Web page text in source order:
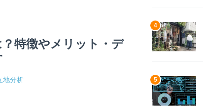
特徴やメリット・デ
地分析